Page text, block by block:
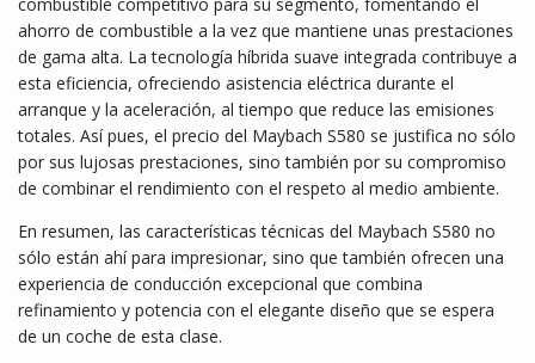
ahorro de combustible a la vez que mantiene unas prestaciones
de gama alta. La tecnología híbrida suave integrada contribuye a
esta eficiencia, ofreciendo asistencia eléctrica durante el
arranque y la aceleración, al tiempo que reduce las emisiones
totales. Así pues, el precio del Maybach S580 se justifica no sólo
por sus lujosas prestaciones, sino también por su compromiso
de combinar el rendimiento con el respeto al medio ambiente.
En resumen, las características técnicas del Maybach S580 no
sólo están ahí para impresionar, sino que también ofrecen una
experiencia de conducción excepcional que combina
refinamiento y potencia con el elegante diseño que se espera
de un coche de esta clase.